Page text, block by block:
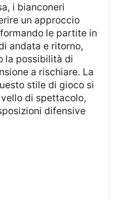
un approccio
le partite in
andata e ritorno,
la possibilità di
a rischiare. La
stile di gioco si
di spettacolo,
difensive